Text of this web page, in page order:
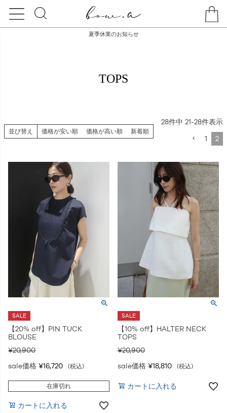
夏季休業のお知らせ
TOPS
並び替え 価格が安い順 価格が高い順 新着順
28件中 21-28件表示
1 2
SALE
【20% off】PIN TUCK
BLOUSE
¥20,900
sale価格 ¥16,720 税込
在庫切れ
カートに入れる
SALE
【10% off】HALTER NECK
TOPS
¥20,900
sale価格 ¥18,810 税込
カートに入れる